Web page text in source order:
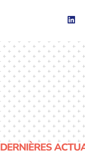
DERNIÈRES